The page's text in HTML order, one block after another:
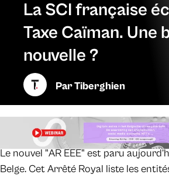
La SCI française
Taxe Caïman. Une
nouvelle ?
ParTiberghien
Le nouvel "AR EEE" est paru
Belge. Cet Arrêté Royal liste les